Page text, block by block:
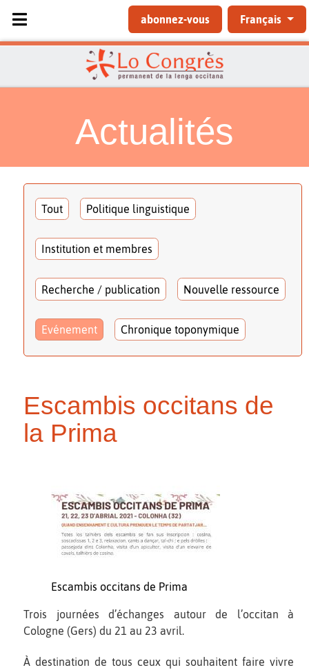
Sélectionnez votre langue
abonnez-vous Français
Actualités
Tout Politique linguistique
Institution et membres
Recherche / publication Nouvelle ressource
Evénement Chronique toponymique
Escambis occitans de
la Prima
Escambis occitans de Prima
Trois journées d’échanges autour de l’occitan à
Cologne (Gers) du 21 au 23 avril.
À destination de tous ceux qui souhaitent faire vivre